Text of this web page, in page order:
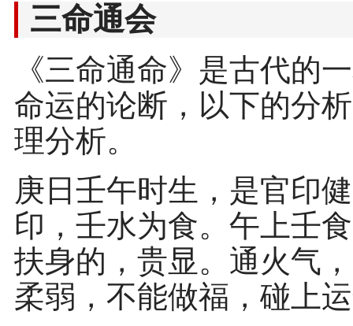
三命通会
《三命通命》是古代的
命运的论断，以下的分
理分析。
庚日壬午时生，是官印
印，壬水为食。午上壬
扶身的，贵显。通火气
柔弱，不能做福，碰上